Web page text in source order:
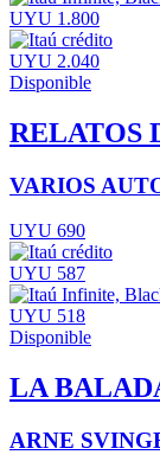
UYU 1.800
UYU 2.040
Disponible
RELATOS
VARIOS
UYU 690
UYU 587
UYU 518
Disponible
LA
ARNE